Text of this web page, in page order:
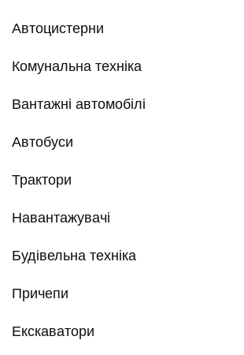
Автоцистерни
Комунальна техніка
Вантажні автомобілі
Автобуси
Трактори
Навантажувачі
Будівельна техніка
Причепи
Екскаватори